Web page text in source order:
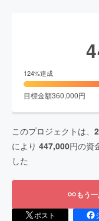
124%達成
目標金額360,000円
このプロジェクトは、
により 447,000円の資
した
もう
ポスト